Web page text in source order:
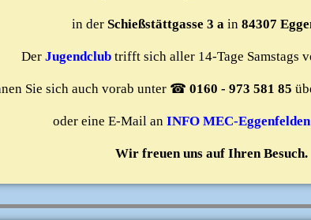
in der Schießstättgasse 3 ain 84307
Der Jugendclubtrifft sich aller 14-Tage Samstags
Sie sich auch vorab unter ☎ 0160 - 973 581 85
oder eine E-Mail an INFO MEC-Eggenfelden
Wir freuen uns auf Ihren Besuch.